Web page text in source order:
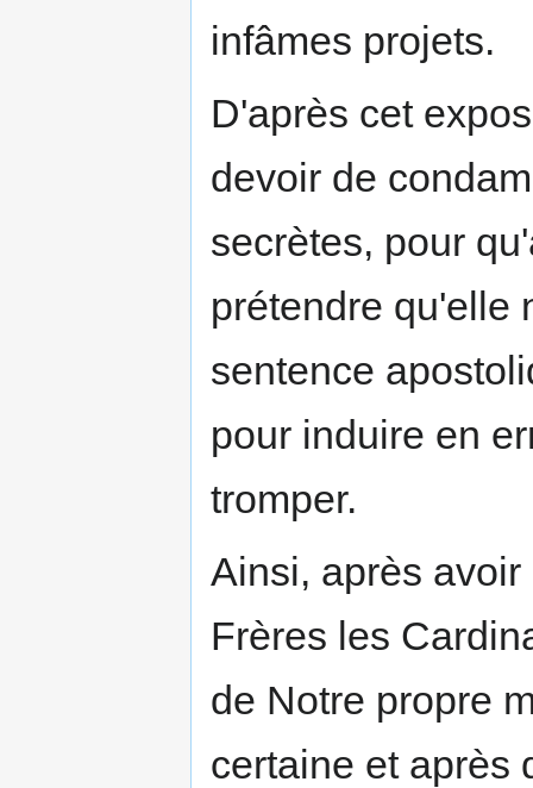
infâmes projets.
D'après cet
devoir de
secrètes, pour
prétendre qu'elle
sentence
pour induire en
tromper.
Ainsi, après
Frères les
de Notre propre
certaine et après